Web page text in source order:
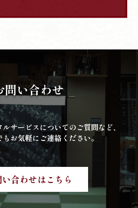
問い合わせ
サービスについてのご質問など、
お気軽にご連絡ください。
合わせはこちら